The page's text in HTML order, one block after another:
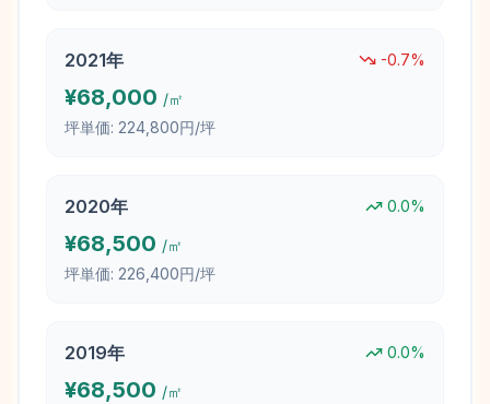
2021年 -0.7%
¥68,000 /㎡
坪単価: 224,800円/坪
2020年 0.0%
¥68,500 /㎡
坪単価: 226,400円/坪
2019年 0.0%
¥68,500 /㎡